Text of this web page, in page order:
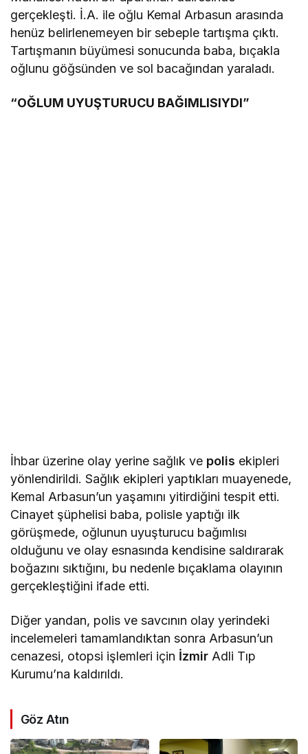
gerçekleşti. İ.A. ile oğlu Kemal Arbasun arasında
henüz belirlenemeyen bir sebeple tartışma çıktı.
Tartışmanın büyümesi sonucunda baba, bıçakla
oğlunu göğsünden ve sol bacağından yaraladı.
“OĞLUM UYUŞTURUCU BAĞIMLISIYDI”
İhbar üzerine olay yerine sağlık ve polis ekipleri
yönlendirildi. Sağlık ekipleri yaptıkları muayenede,
Kemal Arbasun’un yaşamını yitirdiğini tespit etti.
Cinayet şüphelisi baba, polisle yaptığı ilk
görüşmede, oğlunun uyuşturucu bağımlısı
olduğunu ve olay esnasında kendisine saldırarak
boğazını sıktığını, bu nedenle bıçaklama olayının
gerçekleştiğini ifade etti.
Diğer yandan, polis ve savcının olay yerindeki
incelemeleri tamamlandıktan sonra Arbasun’un
cenazesi, otopsi işlemleri için İzmir Adli Tıp
Kurumu’na kaldırıldı.
Göz Atın